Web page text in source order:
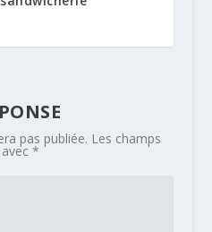
pas publiée. Les champs
*